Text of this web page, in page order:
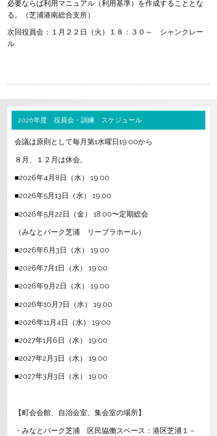
必要ならば利用マニュアル（利用基準）を作成することとな
る。（芝浦港南総合支所）
次回役員会：１月２２日（火）１８：３０～ シャンクレー
ル
2026年度 役員会・訓練 スケジュール
会議は原則として毎月第1水曜日19:00から
８月、１２月は休会。
■2026年4月8日（水） 19:00
■2026年5月13日（水） 19:00
■2026年5月22日（金） 18:00〜定期総会
（みなとパーク芝浦 リーブラホール）
■2026年6月3日（水） 19:00
■2026年7月1日（水） 19:00
■2026年9月2日（水） 19:00
■2026年10月7日（水） 19:00
■2026年11月4日（水） 19:00
■2027年1月6日（水） 19:00
■2027年2月3日（水） 19:00
■2027年3月3日（水） 19:00
【町会会館、自治会室、集会室の場所】
・みなとパーク芝浦 区民協働スペース：港区芝浦１－